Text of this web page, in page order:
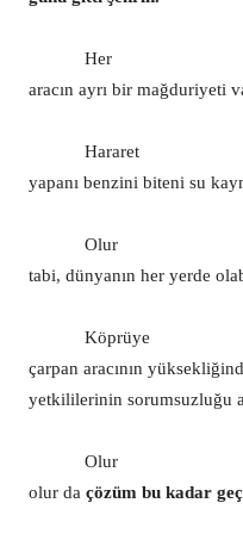
Her
aracın ayrı bir mağduriyeti
Hararet
yapanı benzini biteni su
Olur
tabi, dünyanın her yerde
Köprüye
çarpan aracının
yetkililerinin sorumsuzluğu
Olur
olur da çözüm bu kadar